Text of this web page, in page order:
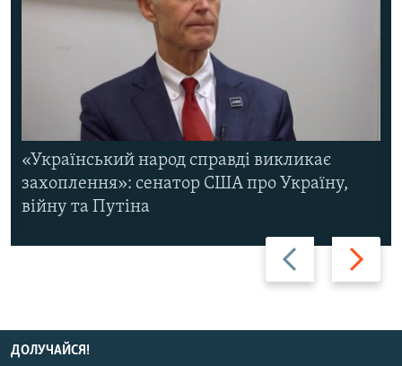
Назад Вперед
«Український народ справді викликає
захоплення»: сенатор США про Україну,
війну та Путіна
ДОЛУЧАЙСЯ!